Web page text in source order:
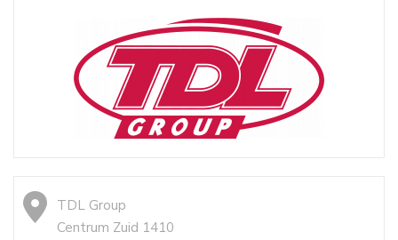
TDL Group
Centrum Zuid 1410